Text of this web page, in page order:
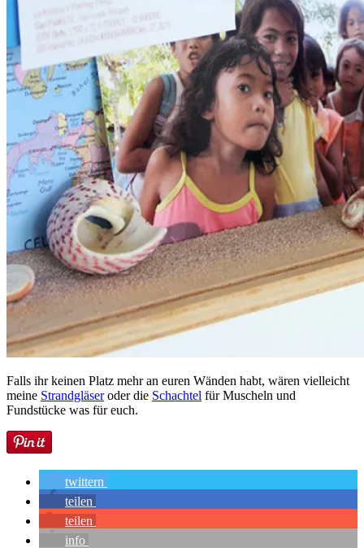
Falls ihr keinen Platz mehr an euren Wänden habt, wären vielleicht
meine Strandgläseroder die Schachtel für Muscheln und
Fundstücke was für euch.
twittern
teilen
teilen
info